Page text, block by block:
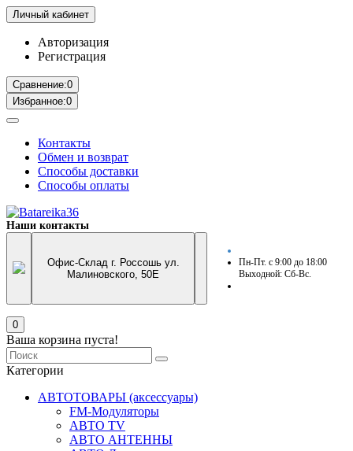
Личный кабинет
Авторизация
Регистрация
Сравнение:0
Избранное:0
Контакты
Обмен и возврат
Способы доставки
Способы оплаты
Наши контакты
Офис-Склад г. Россошь ул.
Малиновского, 50Е
Пн-Пт. с 9:00 до 18:00
Выходной: Сб-Вс.
0
Ваша корзина пуста!
Категории
АВТОТОВАРЫ (аксессуары)
FM-Модуляторы
АВТО TV
АВТО АНТЕННЫ